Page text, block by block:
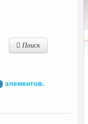
Поиск
элементов.